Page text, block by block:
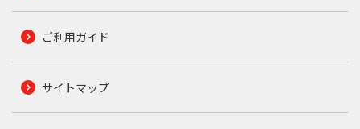
ご利用ガイド
サイトマップ